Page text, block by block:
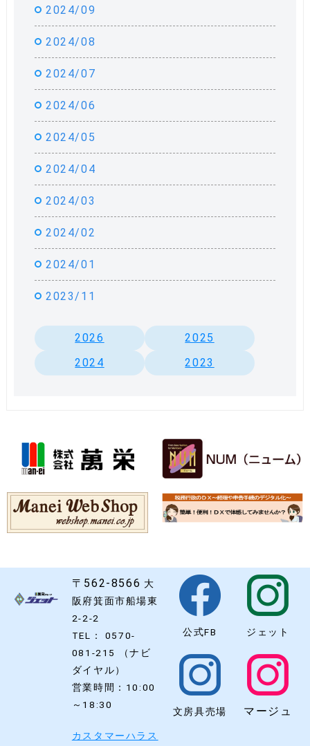
2024/09
2024/08
2024/07
2024/06
2024/05
2024/04
2024/03
2024/02
2024/01
2023/11
2026
2025
2024
2023
〒562-8566 大
阪府箕面市船場東
2-2-2
TEL： 0570-
081-215 （ナビ
ダイヤル）
営業時間：10:00
～18:30
カスタマーハラス
公式FB ジェット
文房具売場 マージュ